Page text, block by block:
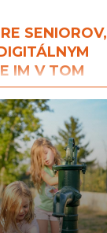
SENIOROV,
IM V TOM